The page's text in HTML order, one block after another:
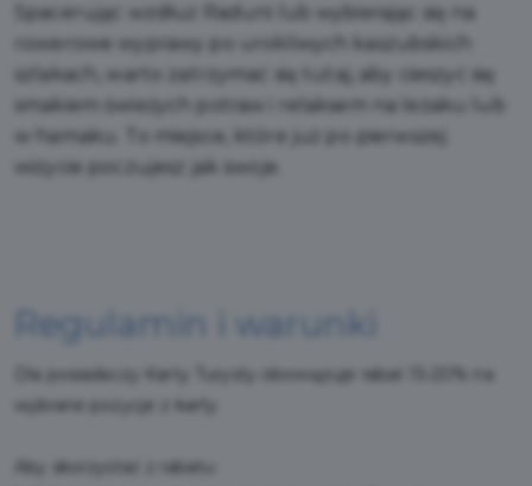
Spacerując wzdłuż Raduni lub wybierając się na
rowerowe wyprawy po urokliwych kaszubskich
szlakach, warto zatrzymać się tutaj, aby cieszyć się
smakiem świeżych potraw i relaksem na leżaku lub
w hamaku. To miejsce, które już po pierwszej
wizycie poczujesz jak swoje.
Regulamin i warunki
Dla posiadaczy Karty Turysty obowiązuje rabat 15-20% na
wybrane pozycje z karty
Aby skorzystać z rabatu: